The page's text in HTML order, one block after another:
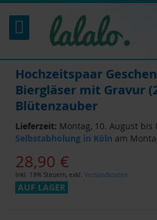
Inhalt
springen
Hochzeitspaar
Biergläser mit Gravur
Blütenzauber
Lieferzeit: Montag, 10. August
Selbstabholung in Köln am
28,90 €
Inkl. 19% Steuern, exkl. Versandkosten
AUF LAGER